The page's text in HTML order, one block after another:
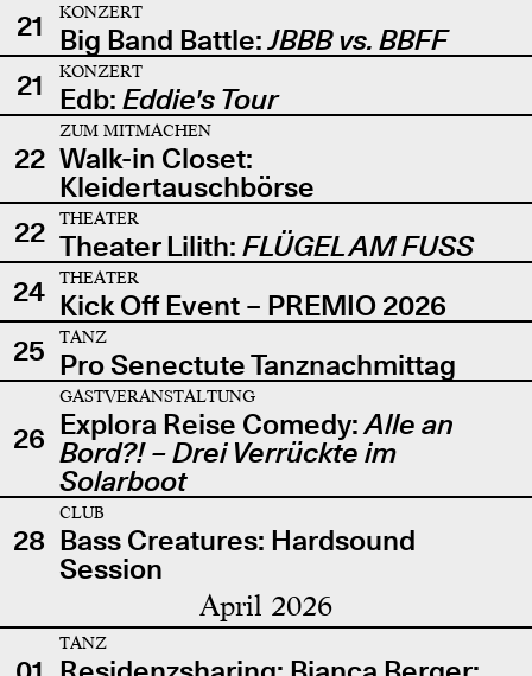
21
KONZERT
Big Band Battle:JBBB vs. BBFF
21
KONZERT
Edb: Eddie's Tour
22
ZUM MITMACHEN
Walk-in Closet:
Kleidertauschbörse
22
THEATER
Theater Lilith: FLÜGEL AM FUSS
24
THEATER
Kick Off Event – PREMIO 2026
25
TANZ
Pro Senectute Tanznachmittag
26
GASTVERANSTALTUNG
Explora Reise Comedy:Alle an
Bord?! – Drei Verrückte im
Solarboot
28
CLUB
Bass Creatures: Hardsound
Session
April 2026
TANZ